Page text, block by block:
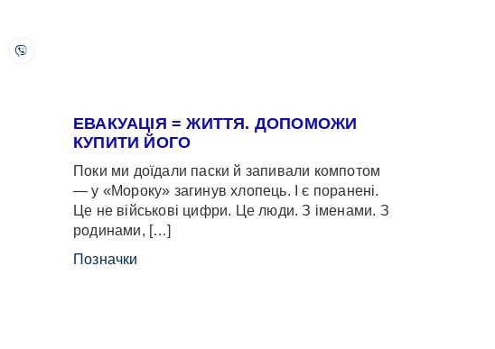
ЕВАКУАЦІЯ = ЖИТТЯ. ДОПОМОЖИ
КУПИТИ ЙОГО
Поки ми доїдали паски й запивали компотом
— у «Мороку» загинув хлопець. І є поранені.
Це не військові цифри. Це люди. З іменами. З
родинами, […]
Позначки